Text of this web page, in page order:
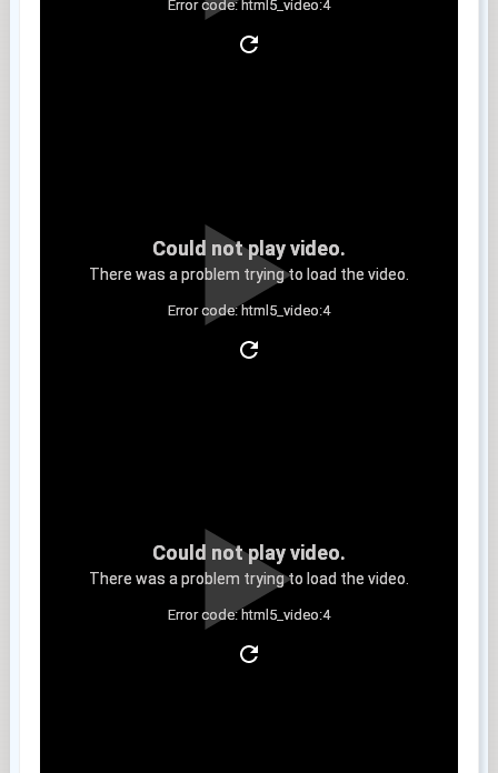
Error code: html5_video:4
Could not play video.
There was a problem trying to load the video.
Error code: html5_video:4
Could not play video.
There was a problem trying to load the video.
Error code: html5_video:4